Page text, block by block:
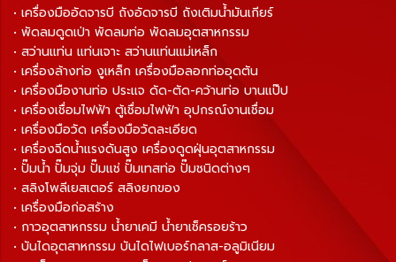
• เครื่องมืออัดจารบี ถังอัดจารบี ถังเติมน้ำมันเกียร์
• พัดลมดูดเป่า พัดลมท่อ พัดลมอุตสาหกรรม
• สว่านแท่น แท่นเจาะ สว่านแท่นแม่เหล็ก
• เครื่องล้างท่อ งูเหล็ก เครื่องมือลอกท่ออุดตัน
• เครื่องมืองานท่อ ประแจ ดัด-ตัด-คว้านท่อ บานแป๊ป
• เครื่องเชื่อมไฟฟ้า ตู้เชื่อมไฟฟ้า อุปกรณ์งานเชื่อม
• เครื่องมือวัด เครื่องมือวัดละเอียด
• เครื่องฉีดน้ำแรงดันสูง เครื่องดูดฝุ่นอุตสาหกรรม
• ปั๊มน้ำ ปั๊มจุ่ม ปั๊มแช่ ปั๊มเทสท่อ ปั๊มชนิดต่างๆ
• สลิงโพลีเยสเตอร์ สลิงยกของ
• เครื่องมือก่อสร้าง
• กาวอุตสาหกรรม น้ำยาเคมี น้ำยาเช็ครอยร้าว
• บันไดอุตสาหกรรม บันไดไฟเบอร์กลาส-อลูมิเนียม